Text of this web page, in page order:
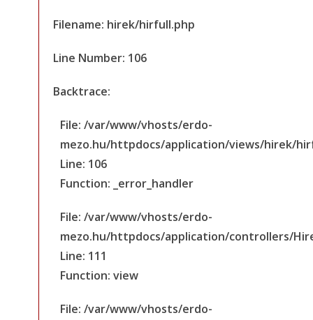
Filename: hirek/hirfull.php
Line Number: 106
Backtrace:
File: /var/www/vhosts/erdo-
mezo.hu/httpdocs/application/views/hirek/
Line: 106
Function: _error_handler
File: /var/www/vhosts/erdo-
mezo.hu/httpdocs/application/controllers/
Line: 111
Function: view
File: /var/www/vhosts/erdo-